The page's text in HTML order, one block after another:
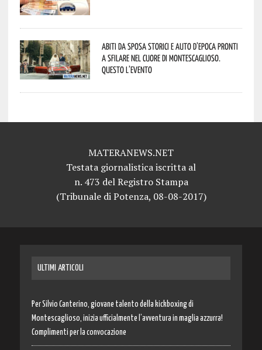
Abiti da sposa storici e auto d’epoca pronti
a sfilare nel cuore di Montescaglioso.
Questo l’evento
MATERANEWS.NET
Testata giornalistica iscritta al
n. 473 del Registro Stampa
(Tribunale di Potenza, 08-08-2017)
ULTIMI ARTICOLI
Per Silvio Canterino, giovane talento della kickboxing di
Montescaglioso, inizia ufficialmente l’avventura in maglia azzurra!
Complimenti per la convocazione